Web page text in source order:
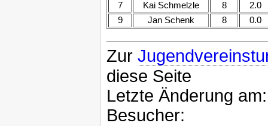
7
Kai Schmelzle 8
2.0
9
Jan Schenk 8 0.0
Zur
diese Seite
Letzte Änderung
Besucher: